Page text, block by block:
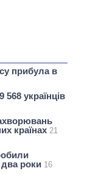
прибула в
українців
країнах 21
два роки 16